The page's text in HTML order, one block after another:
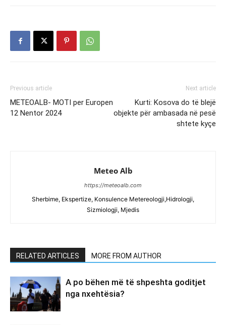
Previous article
METEOALB- MOTI per Europen
12 Nentor 2024
Next article
Kurti: Kosova do të blejë
objekte për ambasada në pesë
shtete kyçe
Meteo Alb
https://meteoalb.com
Sherbime, Ekspertize, Konsulence Metereologji,Hidrologji,
Sizmiologji, Mjedis
RELATED ARTICLES MORE FROM AUTHOR
A po bëhen më të shpeshta goditjet
nga nxehtësia?